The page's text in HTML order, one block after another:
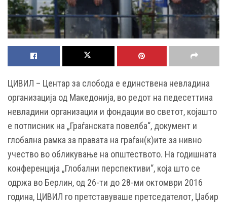
ЦИВИЛ – Центар за слобода е единствена невладина
организација од Македонија, во редот на педесеттина
невладини организации и фондации во светот, којашто
е потписник на „Граѓанската повелба“, документ и
глобална рамка за правата на граѓан(к)ите за нивно
учество во обликување на општеството. На годишната
конференција „Глобални перспективи“, која што се
одржа во Берлин, од 26-ти до 28-ми октомври 2016
година, ЦИВИЛ го претставуваше претседателот, Џабир